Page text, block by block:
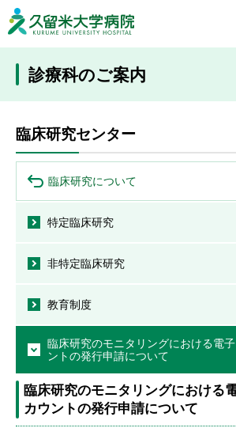
診療科のご案内
臨床研究センター
臨床研究について
特定臨床研究
非特定臨床研究
教育制度
臨床研究のモニタリングにおける電
ントの発行申請について
臨床研究のモニタリングにおける
カウントの発行申請について